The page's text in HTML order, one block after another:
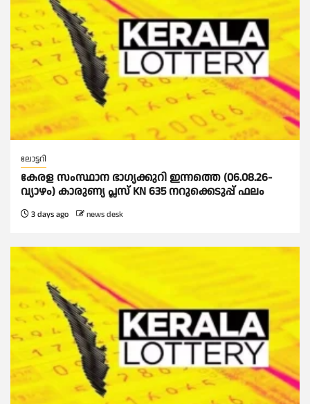
ലോട്ടറി
കേരള സംസ്ഥാന ഭാഗ്യക്കുറി ഇന്നത്തെ (06.08.26-
വ്യാഴം) കാരുണ്യ പ്ലസ് KN 635 നറുക്കെടുപ്പ് ഫലം
3 days ago news desk